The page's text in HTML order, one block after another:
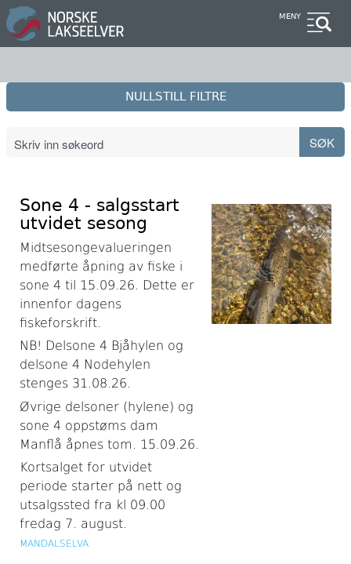
Hopp
til
hovedinnhold
MENY
NULLSTILL FILTRE
Sone 4 - salgsstart
utvidet sesong
Midtsesongevalueringen
medførte åpning av fiske i
sone 4 til 15.09.26. Dette er
innenfor dagens
fiskeforskrift.
NB! Delsone 4 Bjåhylen og
delsone 4 Nodehylen
stenges 31.08.26.
Øvrige delsoner (hylene) og
sone 4 oppstøms dam
Manflå åpnes tom. 15.09.26.
Kortsalget for utvidet
periode starter på nett og
utsalgssted fra kl 09.00
fredag 7. august.
MANDALSELVA